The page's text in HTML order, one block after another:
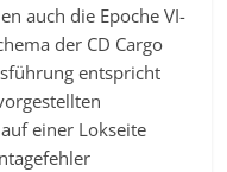
auch die Epoche VI-
der CD Cargo
entspricht
einer Lokseite